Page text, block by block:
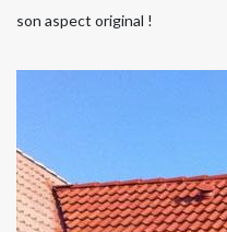
son aspect original !